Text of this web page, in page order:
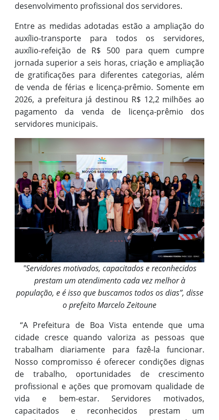
desenvolvimento profissional dos servidores.
Entre as medidas adotadas estão a ampliação do
auxílio-transporte para todos os servidores,
auxílio-refeição de R$ 500 para quem cumpre
jornada superior a seis horas, criação e ampliação
de gratificações para diferentes categorias, além
de venda de férias e licença-prêmio. Somente em
2026, a prefeitura já destinou R$ 12,2 milhões ao
pagamento da venda de licença-prêmio dos
servidores municipais.
"Servidores motivados, capacitados e reconhecidos
prestam um atendimento cada vez melhor à
população, e é isso que buscamos todos os dias”, disse
o prefeito Marcelo Zeitoune
“A Prefeitura de Boa Vista entende que uma
cidade cresce quando valoriza as pessoas que
trabalham diariamente para fazê-la funcionar.
Nosso compromisso é oferecer condições dignas
de trabalho, oportunidades de crescimento
profissional e ações que promovam qualidade de
vida e bem-estar. Servidores motivados,
capacitados e reconhecidos prestam um